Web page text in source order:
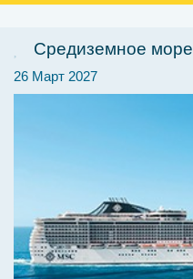
Средиземное море
26 Март 2027